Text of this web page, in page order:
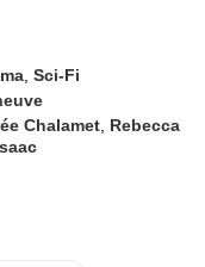
,Sci-Fi
Chalamet Rebecca